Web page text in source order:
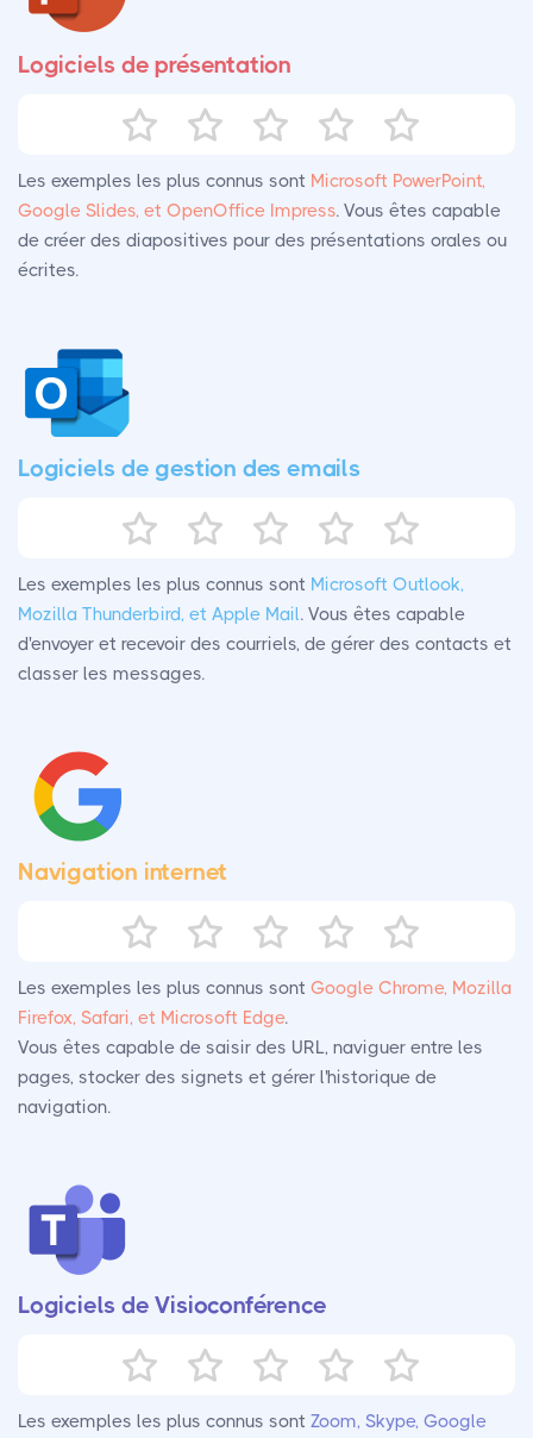
Logiciels de présentation
Les exemples les plus connus sont Microsoft PowerPoint,
Google Slides, et OpenOffice Impress. Vous êtes capable
de créer des diapositives pour des présentations orales ou
écrites.
Logiciels de gestion des emails
Les exemples les plus connus sont Microsoft Outlook,
Mozilla Thunderbird, et Apple Mail. Vous êtes capable
d'envoyer et recevoir des courriels, de gérer des contacts et
classer les messages.
Navigation internet
Les exemples les plus connus sont Google Chrome, Mozilla
Firefox, Safari, et Microsoft Edge.
Vous êtes capable de saisir des URL, naviguer entre les
pages, stocker des signets et gérer l'historique de
navigation.
Logiciels de Visioconférence
Les exemples les plus connus sont Zoom, Skype, Google